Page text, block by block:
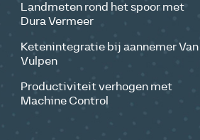
Landmeten rond het spoor met
Dura Vermeer
Ketenintegratie bij aannemer Van
Vulpen
Productiviteit verhogen met
Machine Control